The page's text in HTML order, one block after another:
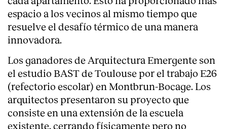
Servicios
espacio a los vecinos al mismo tiempo que
resuelve el desafío térmico de una manera
innovadora.
Los ganadores de Arquitectura Emergente son
el estudio BAST de Toulouse por el trabajo E26
(refectorio escolar) en Montbrun-Bocage. Los
arquitectos presentaron su proyecto que
consiste en una extensión de la escuela
existente, cerrando físicamente pero no